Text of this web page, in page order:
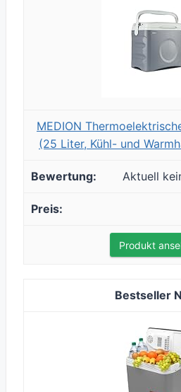
MEDION
(25 Liter, Kühl- und
Aktuell
Produkt